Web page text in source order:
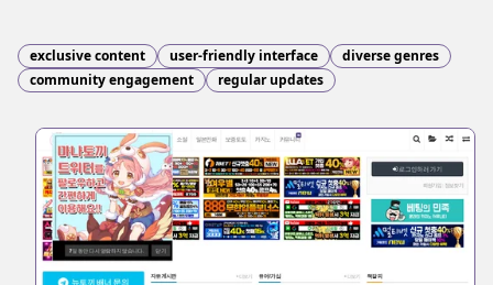
exclusive content user-friendly interface
diverse genres
community engagement
regular updates